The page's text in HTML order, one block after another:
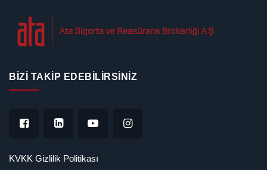
BIZI TAKIP EDEBILIRSINIZ
KVKK Gizlilik Politikası